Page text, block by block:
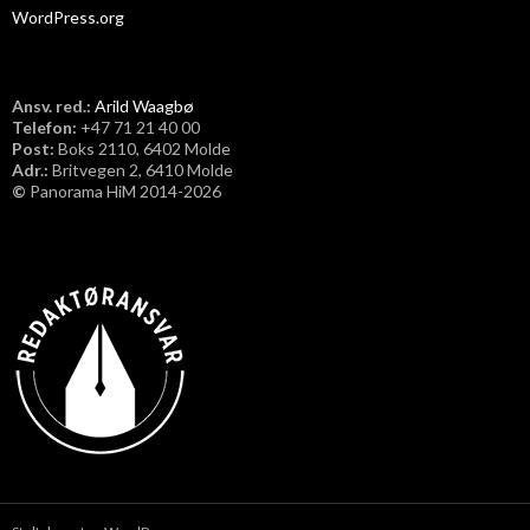
WordPress.org
Ansv. red.: Arild Waagbø
Telefon: ​+47 71 21 40 00
Post: Boks 2110, 6402 Molde
Adr.: Britvegen 2, 6410 Molde
© Panorama HiM 2014-2026